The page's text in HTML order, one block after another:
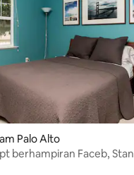
Palo Alto
berhampiran Faceb, Stan